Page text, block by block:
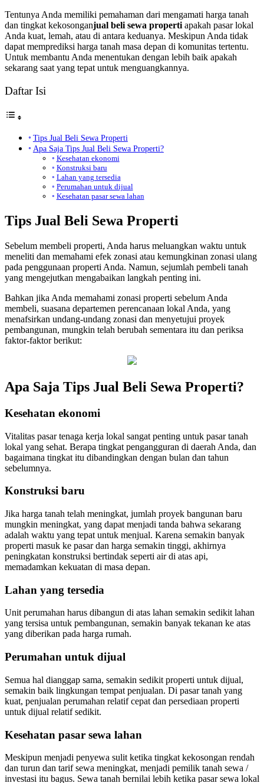
Tentunya Anda memiliki pemahaman dari mengamati harga tanah
dan tingkat kekosonganjual beli sewa properti apakah pasar lokal
Anda kuat, lemah, atau di antara keduanya. Meskipun Anda tidak
dapat memprediksi harga tanah masa depan di komunitas tertentu.
Untuk membantu Anda menentukan dengan lebih baik apakah
sekarang saat yang tepat untuk menguangkannya.
Daftar Isi
Tips Jual Beli Sewa Properti
Apa Saja Tips Jual Beli Sewa Properti?
Kesehatan ekonomi
Konstruksi baru
Lahan yang tersedia
Perumahan untuk dijual
Kesehatan pasar sewa lahan
Tips Jual Beli Sewa Properti
Sebelum membeli properti, Anda harus meluangkan waktu untuk
meneliti dan memahami efek zonasi atau kemungkinan zonasi ulang
pada penggunaan properti Anda. Namun, sejumlah pembeli tanah
yang mengejutkan mengabaikan langkah penting ini.
Bahkan jika Anda memahami zonasi properti sebelum Anda
membeli, suasana departemen perencanaan lokal Anda, yang
menafsirkan undang-undang zonasi dan menyetujui proyek
pembangunan, mungkin telah berubah sementara itu dan periksa
faktor-faktor berikut:
Apa Saja Tips Jual Beli Sewa Properti?
Kesehatan ekonomi
Vitalitas pasar tenaga kerja lokal sangat penting untuk pasar tanah
lokal yang sehat. Berapa tingkat pengangguran di daerah Anda, dan
bagaimana tingkat itu dibandingkan dengan bulan dan tahun
sebelumnya.
Konstruksi baru
Jika harga tanah telah meningkat, jumlah proyek bangunan baru
mungkin meningkat, yang dapat menjadi tanda bahwa sekarang
adalah waktu yang tepat untuk menjual. Karena semakin banyak
properti masuk ke pasar dan harga semakin tinggi, akhirnya
peningkatan konstruksi bertindak seperti air di atas api,
memadamkan kekuatan di masa depan.
Lahan yang tersedia
Unit perumahan harus dibangun di atas lahan semakin sedikit lahan
yang tersisa untuk pembangunan, semakin banyak tekanan ke atas
yang diberikan pada harga rumah.
Perumahan untuk dijual
Semua hal dianggap sama, semakin sedikit properti untuk dijual,
semakin baik lingkungan tempat penjualan. Di pasar tanah yang
kuat, penjualan perumahan relatif cepat dan persediaan properti
untuk dijual relatif sedikit.
Kesehatan pasar sewa lahan
Meskipun menjadi penyewa sulit ketika tingkat kekosongan rendah
dan turun dan tarif sewa meningkat, menjadi pemilik tanah sewa /
investasi itu bagus. Sewa tanah bernilai lebih ketika pasar sewa lokal